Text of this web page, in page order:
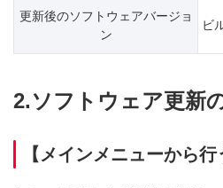
更新後のソフトウェアバージョ
ン
ビ
2.ソフトウェア更新
【メインメニューから行